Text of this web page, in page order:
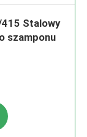
Stalowy
szamponu